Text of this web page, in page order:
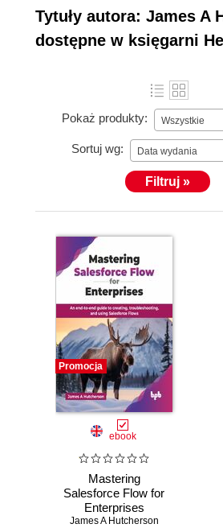
Tytuły autora: James A
dostępne w księgarni
Pokaż produkty: Wszystkie
Sortuj wg: Data wydania
Filtruj »
Promocja
ebook
Mastering
Salesforce Flow for
Enterprises
James A Hutcherson